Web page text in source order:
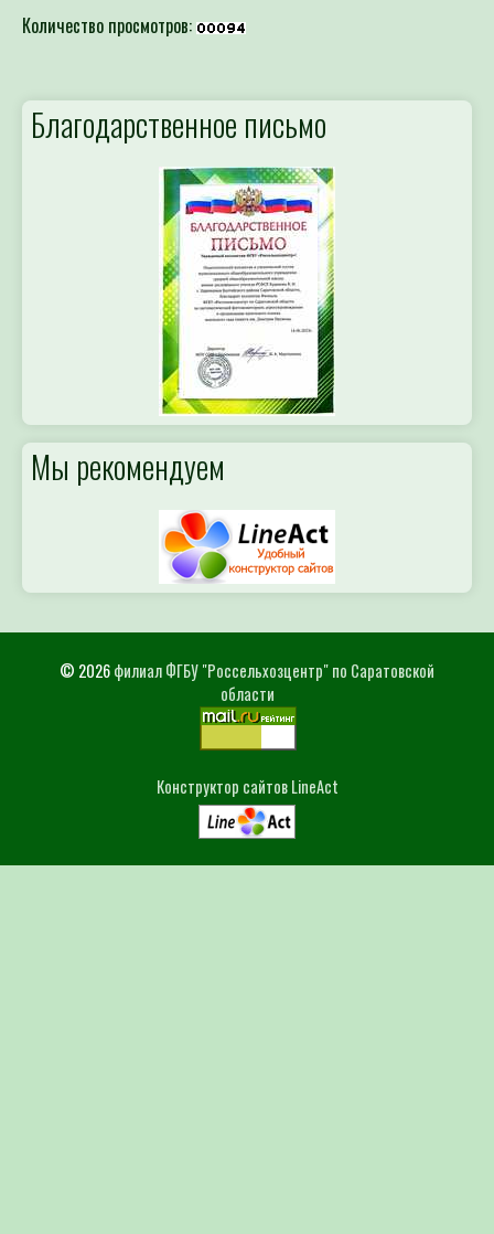
Количество просмотров:
Благодарственное письмо
Мы рекомендуем
© 2026 филиал ФГБУ "Россельхозцентр" по Саратовской
области
Конструктор сайтов LineAct